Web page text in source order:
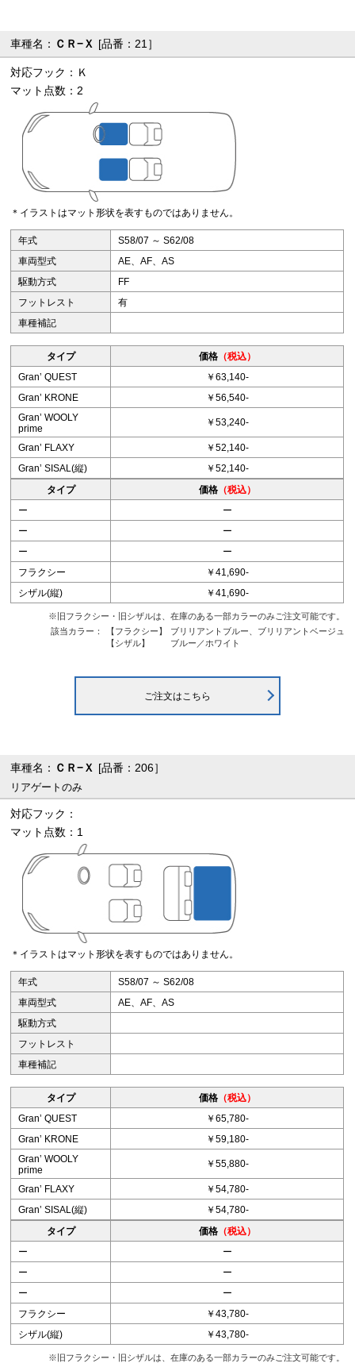
車種名： ＣＲ−Ｘ [品番：21］
対応フック：Ｋ
マット点数：2
＊イラストはマット形状を表すものではありません。
年式
S58/07 ～ S62/08
車両型式
AE、AF、AS
駆動方式
FF
フットレスト
有
車種補記
タイプ 価格（税込）
Granʼ QUEST
￥63,140-
Granʼ KRONE
￥56,540-
Granʼ WOOLY
prime
￥53,240-
Granʼ FLAXY
￥52,140-
Granʼ SISAL(縦)
￥52,140-
タイプ
価格（税込）
ー
ー
ー
ー
ー
ー
フラクシー
￥41,690-
シザル(縦)
￥41,690-
※旧フラクシー・旧シザルは、在庫のある一部カラーのみご注文可能です。
該当カラー：
【フラクシー】
ブリリアントブルー、ブリリアントベージュ
【シザル】
ブルー／ホワイト
ご注文はこちら
車種名： ＣＲ−Ｘ [品番：206］
リアゲートのみ
対応フック：
マット点数：1
＊イラストはマット形状を表すものではありません。
年式
S58/07 ～ S62/08
車両型式
AE、AF、AS
駆動方式
フットレスト
車種補記
タイプ 価格（税込）
Granʼ QUEST
￥65,780-
Granʼ KRONE
￥59,180-
Granʼ WOOLY
prime
￥55,880-
Granʼ FLAXY
￥54,780-
Granʼ SISAL(縦)
￥54,780-
タイプ
価格（税込）
ー
ー
ー
ー
ー
ー
フラクシー
￥43,780-
シザル(縦)
￥43,780-
※旧フラクシー・旧シザルは、在庫のある一部カラーのみご注文可能です。